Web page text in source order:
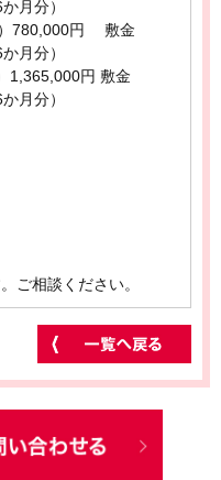
月分）
）780,000円 敷金
月分）
1,365,000円 敷金
月分）
ご相談ください。